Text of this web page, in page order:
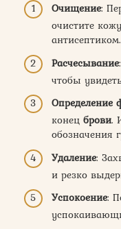
Очищение:
очистите кожу
антисептиком.
Расчесывание
чтобы
Определение
конец брови.
обозначения
Удаление:
и резко
Успокоение: